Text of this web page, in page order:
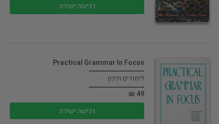
רכישה ישירה
Practical Grammar In Focus
לימודים תיכון
49 ₪
רכישה ישירה